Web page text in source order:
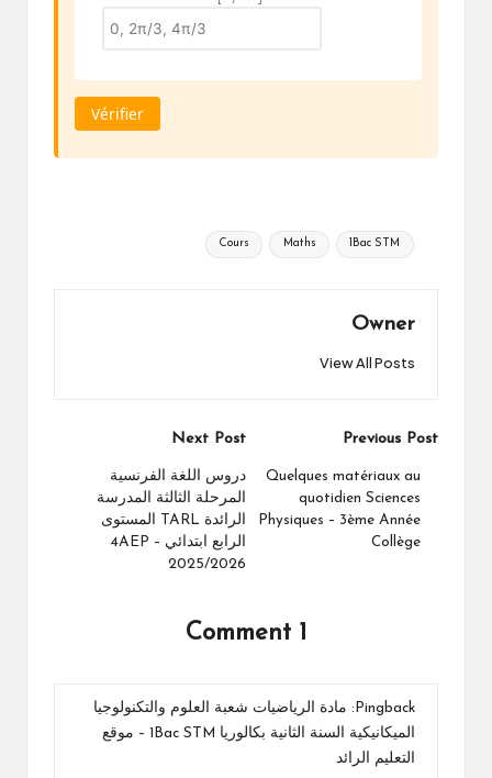
Vérifier
Tags:
Cours Maths 1Bac STM
Owner
View All Posts
Post
navigation
Previous Post
Quelques matériaux au
quotidien Sciences
Physiques – 3ème Année
Collège
Next Post
دروس اللغة الفرنسية
المرحلة الثالثة المدرسة
الرائدة TARL المستوى
الرابع ابتدائي 4AEP –
2025/2026
1 Comment
Pingback:
مادة الرياضيات شعبة العلوم والتكنولوجيا
الميكانيكية السنة الثانية بكالوريا 1Bac STM – موقع
التعليم الرائد